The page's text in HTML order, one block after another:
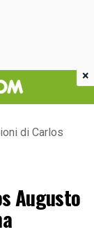
di Carlos
Augusto
×